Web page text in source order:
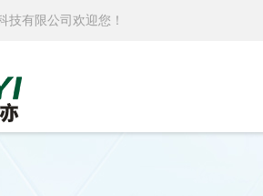
技有限公司欢迎您！